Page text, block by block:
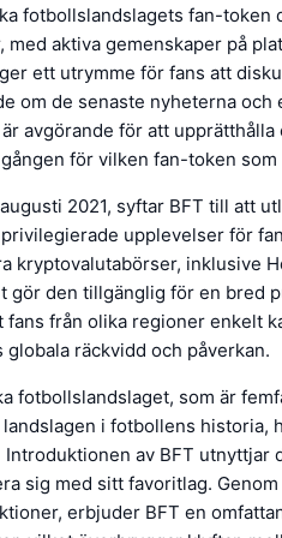
fotbollslandslagets fan-token
med aktiva gemenskaper på
ett utrymme för fans att
om de senaste nyheterna
avgörande för att
för vilken fan-token som
2021, syftar BFT till att
upplevelser för
kryptovalutabörser, inklusive
gör den tillgänglig för en bred
fans från olika regioner enkelt
räckvidd och påverkan.
fotbollslandslaget, som är
i fotbollens historia,
av BFT
sig med sitt favoritlag.
erbjuder BFT en